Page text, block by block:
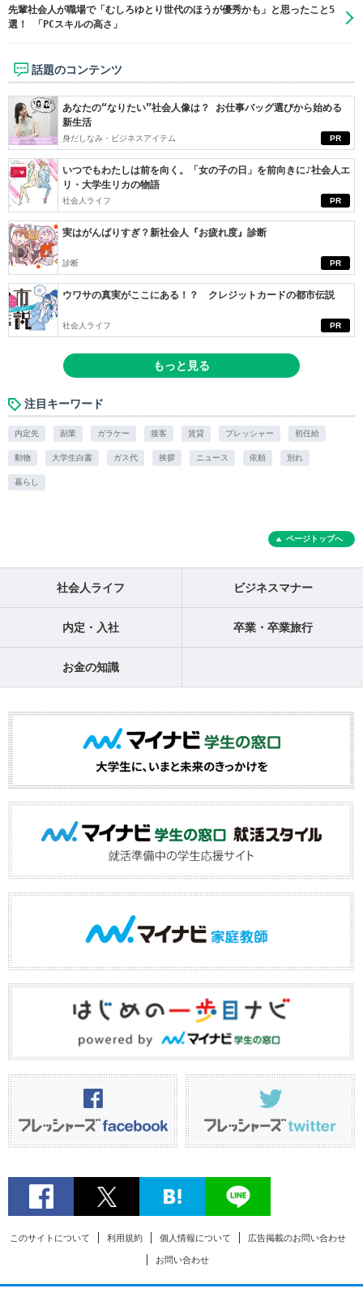
先輩社会人が職場で「むしろゆとり世代のほうが優秀かも」と思ったこと5
選！ 「PCスキルの高さ」
話題のコンテンツ
PR
あなたの“なりたい”社会人像は？ お仕事バッグ選びから始める
新生活
身だしなみ・ビジネスアイテム
PR
いつでもわたしは前を向く。「女の子の日」を前向きに♪社会人エ
リ・大学生リカの物語
社会人ライフ
PR
実はがんばりすぎ？新社会人『お疲れ度』診断
診断
PR
ウワサの真実がここにある！？ クレジットカードの都市伝説
社会人ライフ
もっと見る
注目キーワード
内定先 副業 ガラケー 接客 賃貸 プレッシャー 初任給
動物 大学生白書 ガス代 挨拶 ニュース 依頼 別れ
暮らし
ページトップへ
社会人ライフ ビジネスマナー
内定・入社 卒業・卒業旅行
お金の知識
このサイトについて 利用規約 個人情報について 広告掲載のお問い合わせ
お問い合わせ